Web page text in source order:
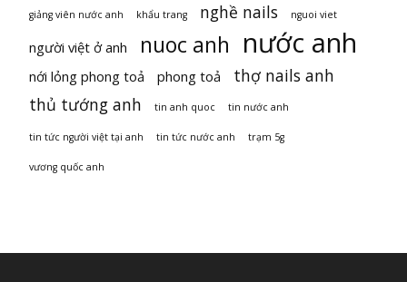
giảng viên nước anh khẩu trang nghề nails nguoi viet
người việt ở anh nuoc anh nước anh
nới lỏng phong toả phong toả
thợ nails anh
thủ tướng anh
tin anh quoc tin nước anh
tin tức người việt tại anh tin tức nước anh trạm 5g
vương quốc anh